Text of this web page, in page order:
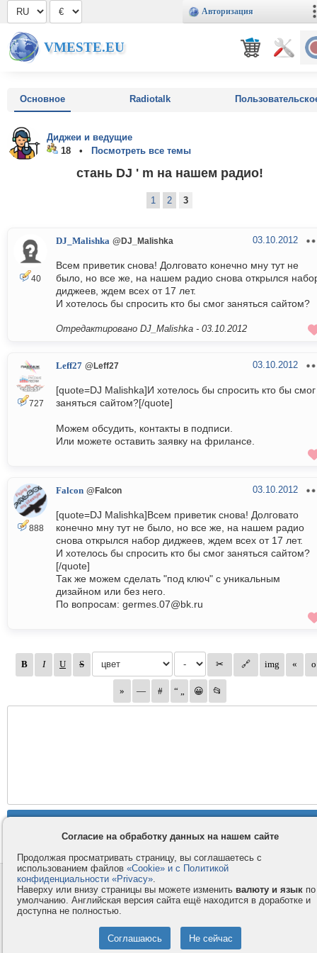
Авторизация
VMESTE.EU
Основное Radiotalk
Диджеи и ведущие
18 •
Посмотреть все темы
стань DJ ' m на нашем радио!
1 2 3
40
DJ_Malishka @DJ_Malishka 03.10.2012
Всем приветик снова! Долговато конечно мну тут не
было, но все же, на нашем радио снова открылся
диджеев, ждем всех от 17 лет.
И хотелось бы спросить кто бы смог заняться сайтом?
Отредактировано DJ_Malishka - 03.10.2012
727
Leff27 @Leff27 03.10.2012
[quote=DJ Malishka]И хотелось бы спросить кто бы смог
заняться сайтом?[/quote]
Можем обсудить, контакты в подписи.
Или можете оставить заявку на фрилансе.
888
Falcon @Falcon 03.10.2012
[quote=DJ Malishka]Всем приветик снова! Долговато
конечно мну тут не было, но все же, на нашем радио
снова открылся набор диджеев, ждем всех от 17 лет.
И хотелось бы спросить кто бы смог заняться сайтом?
[/quote]
Так же можем сделать "под ключ" с уникальным
дизайном или без него.
По вопросам: germes.07@bk.ru
Контакты
Компания
Правила и условия
Услуги
© 2008-2026VMESTE.EU - Все права защищены.
Согласие на обработку данных на нашем сайте
Продолжая просматривать страницу, вы соглашаетесь с
использованием файлов «Cookie» и с Политикой
конфиденциальности «Privacy».
Наверху или внизу страницы вы можете изменить валюту и язык по
умолчанию. Английская версия сайта ещё находится в доработке и
доступна не полностью.